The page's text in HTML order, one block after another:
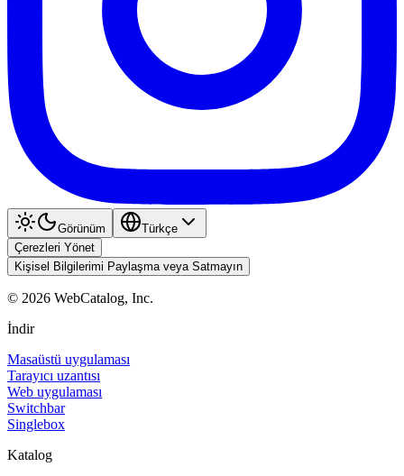
Görünüm
Türkçe
Çerezleri Yönet
Kişisel Bilgilerimi Paylaşma veya Satmayın
© 2026 WebCatalog, Inc.
İndir
Masaüstü uygulaması
Tarayıcı uzantısı
Web uygulaması
Switchbar
Singlebox
Katalog